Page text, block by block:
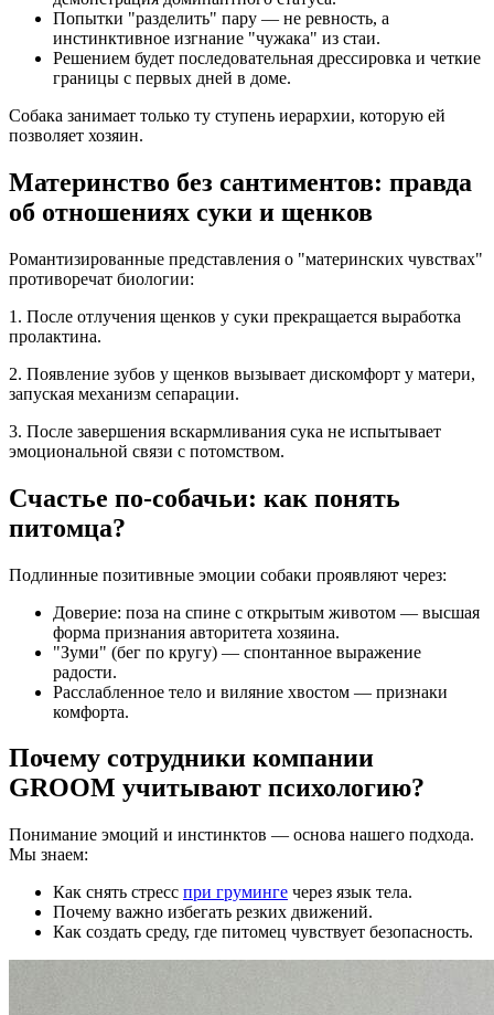
Попытки "разделить" пару — не ревность, а
инстинктивное изгнание "чужака" из стаи.
Решением будет последовательная дрессировка и четкие
границы с первых дней в доме.
Собака занимает только ту ступень иерархии, которую ей
позволяет хозяин.
Материнство без сантиментов: правда
об отношениях суки и щенков
Романтизированные представления о "материнских чувствах"
противоречат биологии:
1. После отлучения щенков у суки прекращается выработка
пролактина.
2. Появление зубов у щенков вызывает дискомфорт у матери,
запуская механизм сепарации.
3. После завершения вскармливания сука не испытывает
эмоциональной связи с потомством.
Счастье по-собачьи: как понять
питомца?
Подлинные позитивные эмоции собаки проявляют через:
Доверие: поза на спине с открытым животом — высшая
форма признания авторитета хозяина.
"Зуми" (бег по кругу) — спонтанное выражение
радости.
Расслабленное тело и виляние хвостом — признаки
комфорта.
Почему сотрудники компании
GROOM учитывают психологию?
Понимание эмоций и инстинктов — основа нашего подхода.
Мы знаем:
Как снять стресс при груминге через язык тела.
Почему важно избегать резких движений.
Как создать среду, где питомец чувствует безопасность.